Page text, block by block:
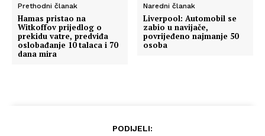
Prethodni članak
Hamas pristao na
Witkoffov prijedlog o
prekidu vatre, predviđa
oslobađanje 10 talaca i 70
dana mira
Naredni članak
Liverpool: Automobil se
zabio u navijače,
povrijeđeno najmanje 50
osoba
PODIJELI: